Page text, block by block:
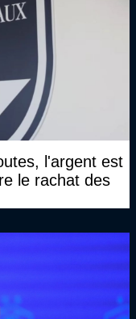
l'argent est
le rachat des